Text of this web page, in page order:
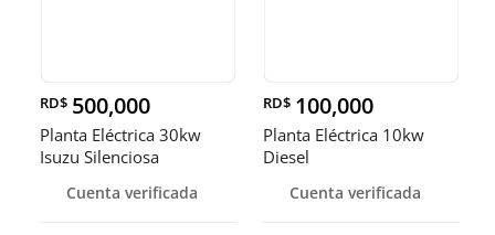
RD$ 500,000
Planta Eléctrica 30kw
Isuzu Silenciosa
Cuenta verificada
RD$ 100,000
Planta Eléctrica 10kw
Diesel
Cuenta verificada